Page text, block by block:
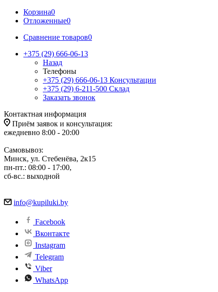
Корзина0
Отложенные0
Сравнение товаров0
+375 (29) 666-06-13
Назад
Телефоны
+375 (29) 666-06-13 Консультации
+375 (29) 6-211-500 Склад
Заказать звонок
Контактная информация
Приём заявок и консультация:
ежедневно 8:00 - 20:00
Самовывоз:
Минск, ул. Стебенёва, 2к15
пн-пт.: 08:00 - 17:00,
сб-вс.: выходной
info@kupiluki.by
Facebook
Вконтакте
Instagram
Telegram
Viber
WhatsApp